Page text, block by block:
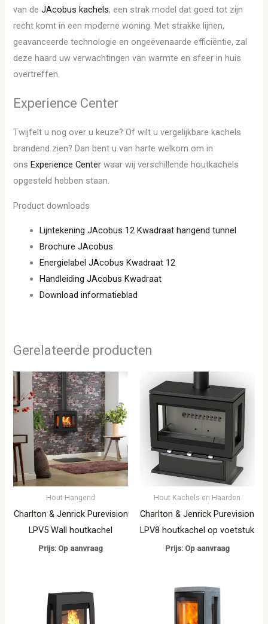
van deJAcobus kachels, een strak model dat goed tot zijn
recht komt in een moderne woning. Met strakke lijnen,
geavanceerde technologie en ongeëvenaarde efficiëntie, zal
deze haard uw verwachtingen van warmte en sfeer in huis
overtreffen.
Experience Center
Twijfelt u nog over u keuze? Of wilt u vergelijkbare kachels
brandend zien? Dan bent u van harte welkom om in
onsExperience Center waar wij verschillende houtkachels
opgesteld hebben staan.
Product downloads
Lijntekening JAcobus 12 Kwadraat hangend tunnel
Brochure JAcobus
Energielabel JAcobus Kwadraat 12
Handleiding JAcobus Kwadraat
Download informatieblad
Gerelateerde producten
Hout Hangend
Charlton & Jenrick Purevision
LPV5 Wall houtkachel
Prijs: Op aanvraag
Hout Kachels en Haarden
Charlton & Jenrick Purevision
LPV8 houtkachel op voetstuk
Prijs: Op aanvraag